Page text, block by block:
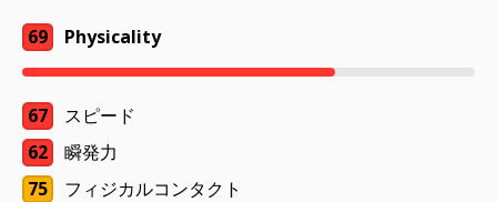
69 Physicality
67
スピード
62
瞬発力
75
フィジカルコンタクト